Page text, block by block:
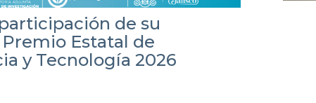
de su
Estatal de
y Tecnología 2026